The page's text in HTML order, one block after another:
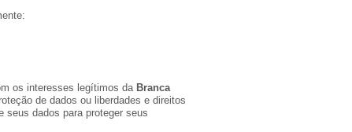
os interesses legítimos da Branca
de dados ou liberdades e direitos
seus dados para proteger seus